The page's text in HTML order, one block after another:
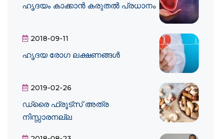
ഹൃദയം കാക്കാന്‍ കരുതല്‍ പ്രധാനം
2018-09-11
ഹൃദയ രോഗ ലക്ഷണങ്ങള്‍
2019-02-26
ഡ്രൈ ഫ്രൂട്‌സ് അത്ര
നിസ്സാരനല്ല